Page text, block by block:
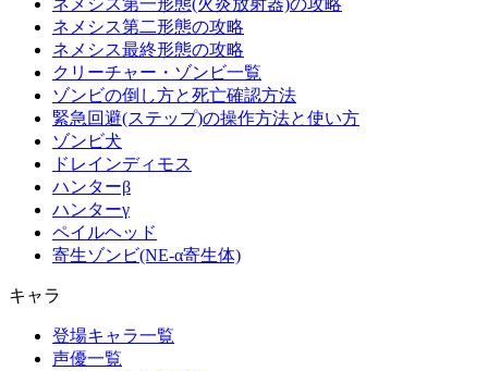
ネメシス第一形態(火炎放射器)の攻略
ネメシス第二形態の攻略
ネメシス最終形態の攻略
クリーチャー・ゾンビ一覧
ゾンビの倒し方と死亡確認方法
緊急回避(ステップ)の操作方法と使い方
ゾンビ犬
ドレインディモス
ハンターβ
ハンターγ
ペイルヘッド
寄生ゾンビ(NE-α寄生体)
キャラ
登場キャラ一覧
声優一覧